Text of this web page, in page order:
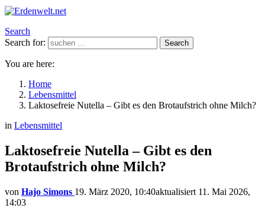
Search
Search for:
Search
You are here:
Home
Lebensmittel
Laktosefreie Nutella – Gibt es den Brotaufstrich ohne Milch?
in Lebensmittel
Laktosefreie Nutella – Gibt es den
Brotaufstrich ohne Milch?
von Hajo Simons 19. März 2020, 10:40aktualisiert 11. Mai 2026,
14:03